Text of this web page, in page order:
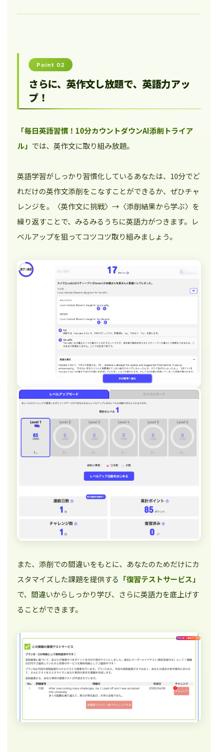
Point 02
さらに、英作文し放題で、英語力アッ
プ！
「毎日英語習慣！10分カウントダウンAI添削トライア
ル」 では、英作文に取り組み放題。
英語学習がしっかり習慣化しているあなたは、10分でど
れだけの英作文添削をこなすことができるか、ぜひチャ
レンジを。〈英作文に挑戦〉→〈添削結果から学ぶ〉を
繰り返すことで、みるみるうちに英語力がつきます。レ
ベルアップを狙ってコツコツ取り組みましょう。
また、添削での間違いをもとに、あなたのためだけにカ
スタマイズした課題を提供する 「復習テストサービス」
で、間違いからしっかり学び、さらに英語力を底上げす
ることができます。